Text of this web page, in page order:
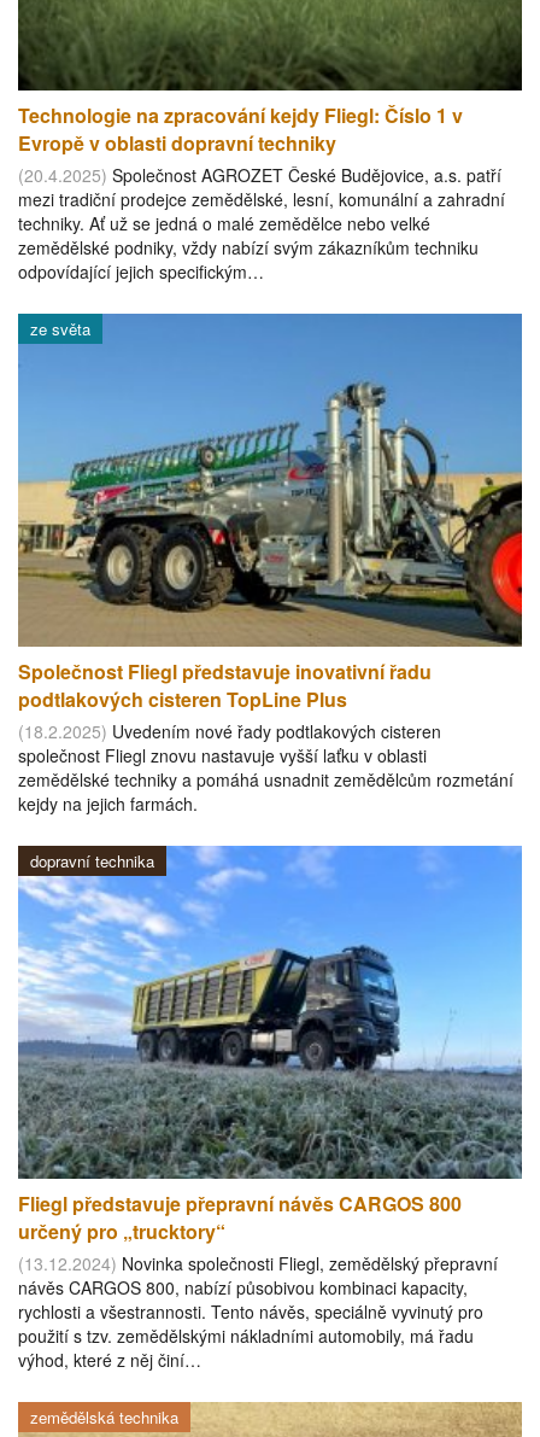
Technologie na zpracování kejdy Fliegl: Číslo 1 v
Evropě v oblasti dopravní techniky
(20.4.2025) Společnost AGROZET České Budějovice, a.s. patří
mezi tradiční prodejce zemědělské, lesní, komunální a zahradní
techniky. Ať už se jedná o malé zemědělce nebo velké
zemědělské podniky, vždy nabízí svým zákazníkům techniku
odpovídající jejich specifickým…
ze světa
Společnost Fliegl představuje inovativní řadu
podtlakových cisteren TopLine Plus
(18.2.2025) Uvedením nové řady podtlakových cisteren
společnost Fliegl znovu nastavuje vyšší laťku v oblasti
zemědělské techniky a pomáhá usnadnit zemědělcům rozmetání
kejdy na jejich farmách.
dopravní technika
Fliegl představuje přepravní návěs CARGOS 800
určený pro „trucktory“
(13.12.2024) Novinka společnosti Fliegl, zemědělský přepravní
návěs CARGOS 800, nabízí působivou kombinaci kapacity,
rychlosti a všestrannosti. Tento návěs, speciálně vyvinutý pro
použití s tzv. zemědělskými nákladními automobily, má řadu
výhod, které z něj činí…
zemědělská technika